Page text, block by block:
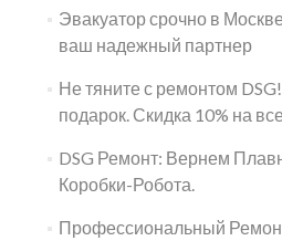
Эвакуатор срочно в
ваш надежный партнер
Не тяните с ремонтом
подарок. Скидка 10% на
DSG Ремонт: Вернем
Коробки-Робота.
Профессиональный